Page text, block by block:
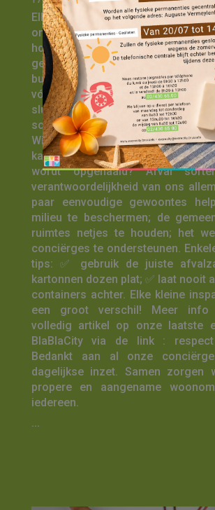
Elke dag zetten onze
onze gebouwen schoon, veilig en
houden. ✨ Ze
gemeenschappelijke ruimtes,
buitenruimtes, controleren de
vóór de ophaling door Net
sluikstort. Hun werk gebeurt
schermen… maar is van
Wist je dat één fout gesorteerd
kan zorgen dat een volledige
wordt opgehaald? Afval
verantwoordelijkheid van ons
paar eenvoudige gewoontes
milieu te beschermen; de
ruimtes netjes te houden; het
conciërges te ondersteunen.
tips: ✅ gebruik de juiste
kartonnen dozen plat; ✅ laat nooit
containers achter. Elke kleine
een groot verschil! Meer info
volledig artikel op onze laatste
BlaBlaCity via de link :
Bedankt aan al onze
dagelijkse inzet. Samen zorgen
propere en aangename
iedereen.
...